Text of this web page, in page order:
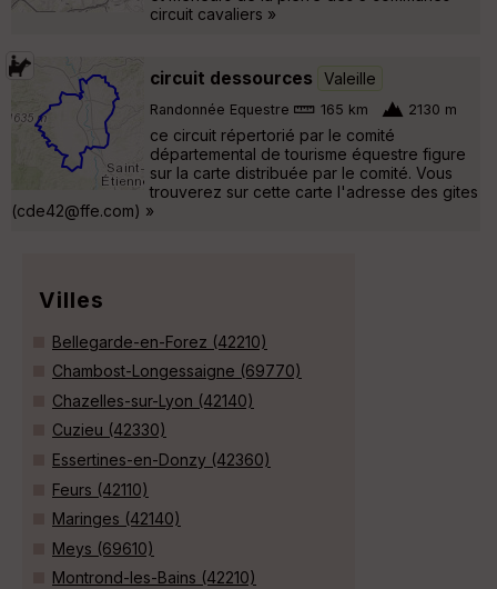
circuit cavaliers »
circuit dessources Valeille
Randonnée Equestre 165 km 2130 m
ce circuit répertorié par le comité
départemental de tourisme équestre figure
sur la carte distribuée par le comité. Vous
trouverez sur cette carte l'adresse des gites
(cde42@ffe.com) »
Villes
Bellegarde-en-Forez (42210)
Chambost-Longessaigne (69770)
Chazelles-sur-Lyon (42140)
Cuzieu (42330)
Essertines-en-Donzy (42360)
Feurs (42110)
Maringes (42140)
Meys (69610)
Montrond-les-Bains (42210)